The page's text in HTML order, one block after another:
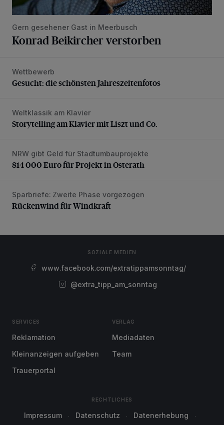
Gern gesehener Gast in Meerbusch
Konrad Beikircher verstorben
Gesucht: die schönsten Jahreszeitenfotos
Wettbewerb
Gesucht: die schönsten Jahreszeitenfotos
Storytelling am Klavier mit Liszt und Co.
Weltklassik am Klavier
Storytelling am Klavier mit Liszt und Co.
814 000 Euro für Projekt in Osterath
NRW gibt Geld für Stadtumbauprojekte
814 000 Euro für Projekt in Osterath
Rückenwind für Windkraft
Sparbriefe: Zweite Phase vorgezogen
Rückenwind für Windkraft
SOZIALE MEDIEN
www.facebook.com/extratippamsonntag/
@extra_tipp_am_sonntag
SERVICES
Reklamation
Kleinanzeigen aufgeben
Trauerportal
VERLAG
Mediadaten
Team
RECHTLICHES
Impressum Datenschutz Datenerhebung